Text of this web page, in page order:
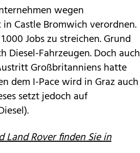
wegen
Castle Bromwich verordnen.
Jobs zu streichen. Grund
Diesel-Fahrzeugen. Doch auch
Großbritanniens hatte
dem I-Pace wird in Graz auch
setzt jedoch auf
Rover finden Sie in